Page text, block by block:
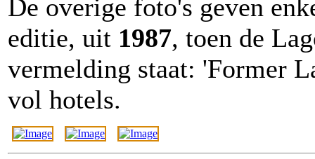
De overige foto's geven
editie, uit 1987, toen de
vermelding staat: 'Former
vol hotels.